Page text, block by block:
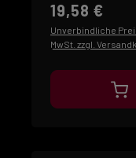
19,58 €
Unverbindliche
MwSt. zzgl.